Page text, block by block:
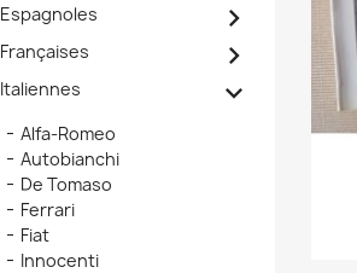
Espagnoles 
Françaises 
Italiennes 
Alfa-Romeo
Autobianchi
De Tomaso
Ferrari
Fiat
Innocenti